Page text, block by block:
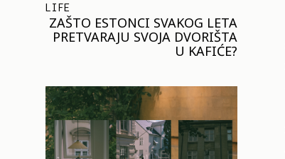
LIFE
ZAŠTO ESTONCI SVAKOG LETA
PRETVARAJU SVOJA DVORIŠTA
U KAFIĆE?